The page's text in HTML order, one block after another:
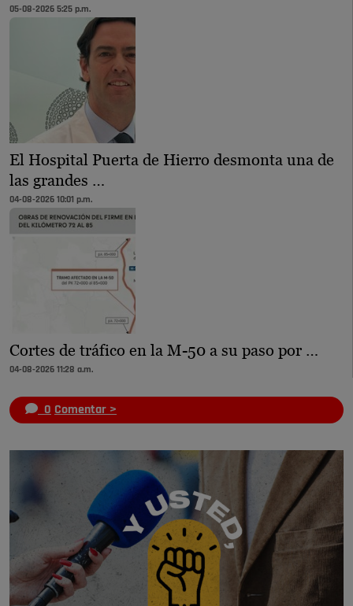
05-08-2026 5:25 p.m.
El Hospital Puerta de Hierro desmonta una de
las grandes …
04-08-2026 10:01 p.m.
Cortes de tráfico en la M-50 a su paso por …
04-08-2026 11:28 a.m.
0 Comentar >